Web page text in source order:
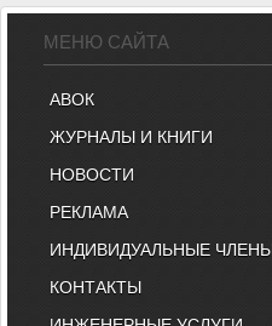
МЕНЮ САЙТА
АВОК
ЖУРНАЛЫ И КНИГИ
НОВОСТИ
РЕКЛАМА
ИНДИВИДУАЛЬНЫЕ
КОНТАКТЫ